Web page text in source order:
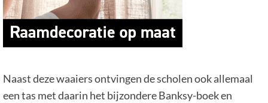
Naast deze waaiers ontvingen de scholen ook allemaal
een tas met daarin het bijzondere Banksy-boek en